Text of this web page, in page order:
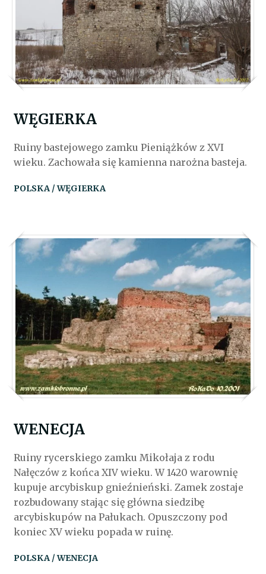
WĘGIERKA
Ruiny bastejowego zamku Pieniążków z XVI
wieku. Zachowała się kamienna narożna basteja.
POLSKA / WĘGIERKA
WENECJA
Ruiny rycerskiego zamku Mikołaja z rodu
Nałęczów z końca XIV wieku. W 1420 warownię
kupuje arcybiskup gnieźnieński. Zamek zostaje
rozbudowany stając się główna siedzibę
arcybiskupów na Pałukach. Opuszczony pod
koniec XV wieku popada w ruinę.
POLSKA / WENECJA